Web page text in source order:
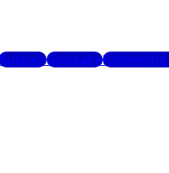
Glossaire